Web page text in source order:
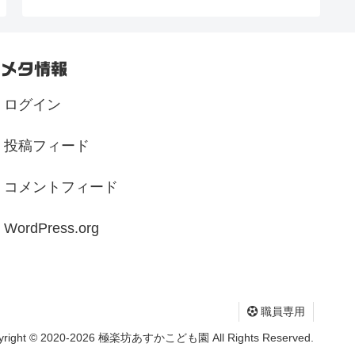
メタ情報
ログイン
投稿フィード
コメントフィード
WordPress.org
職員専用
© 2020-2026 極楽坊あすかこども園 All Rights Reserved.